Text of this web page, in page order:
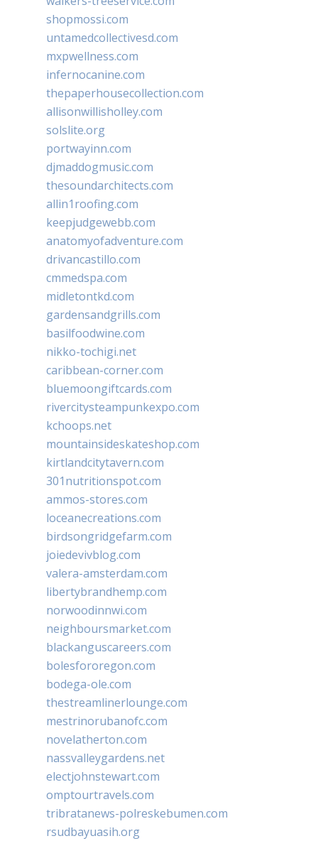
shopmossi.com
untamedcollectivesd.com
mxpwellness.com
infernocanine.com
thepaperhousecollection.com
allisonwillisholley.com
solslite.org
portwayinn.com
djmaddogmusic.com
thesoundarchitects.com
allin1roofing.com
keepjudgewebb.com
anatomyofadventure.com
drivancastillo.com
cmmedspa.com
midletontkd.com
gardensandgrills.com
basilfoodwine.com
nikko-tochigi.net
caribbean-corner.com
bluemoongiftcards.com
rivercitysteampunkexpo.com
kchoops.net
mountainsideskateshop.com
kirtlandcitytavern.com
301nutritionspot.com
ammos-stores.com
loceanecreations.com
birdsongridgefarm.com
joiedevivblog.com
valera-amsterdam.com
libertybrandhemp.com
norwoodinnwi.com
neighboursmarket.com
blackanguscareers.com
bolesfororegon.com
bodega-ole.com
thestreamlinerlounge.com
mestrinorubanofc.com
novelatherton.com
nassvalleygardens.net
electjohnstewart.com
omptourtravels.com
tribratanews-polreskebumen.com
rsudbayuasih.org